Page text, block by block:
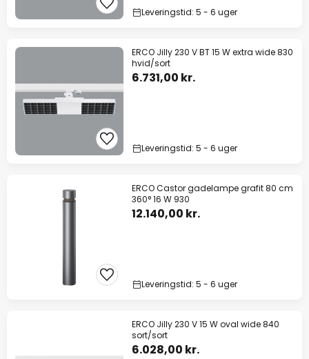
Leveringstid: 5 - 6 uger
ERCO Jilly 230 V BT 15 W extra wide 830
hvid/sort
6.731,00 kr.
Leveringstid: 5 - 6 uger
ERCO Castor gadelampe grafit 80 cm
360° 16 W 930
12.140,00 kr.
Leveringstid: 5 - 6 uger
ERCO Jilly 230 V 15 W oval wide 840
sort/sort
6.028,00 kr.